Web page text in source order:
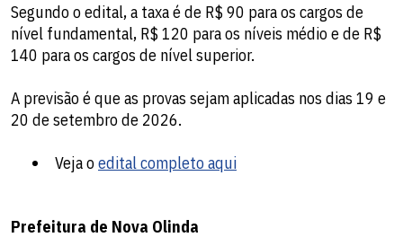
Segundo o edital, a taxa é de R$ 90 para os cargos de
nível fundamental, R$ 120 para os níveis médio e de R$
140 para os cargos de nível superior.
A previsão é que as provas sejam aplicadas nos dias 19 e
20 de setembro de 2026.
Veja oedital completo aqui
Prefeitura de Nova Olinda